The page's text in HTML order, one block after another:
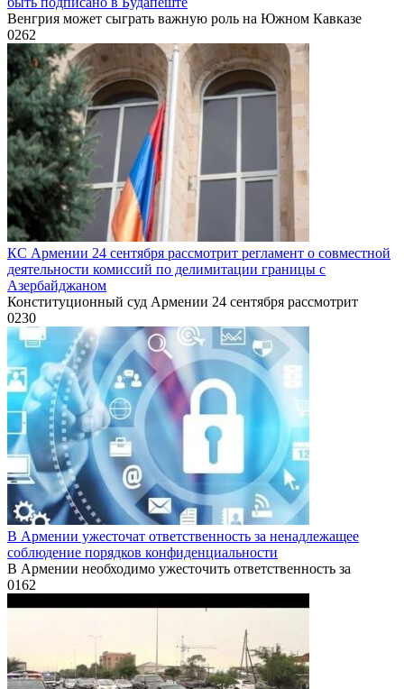
Венгрия может сыграть важную роль на Южном Кавказе
0262
КС Армении 24 сентября рассмотрит регламент о совместной
деятельности комиссий по делимитации границы с
Азербайджаном
Конституционный суд Армении 24 сентября рассмотрит
0230
В Армении ужесточат ответственность за ненадлежащее
соблюдение порядков конфиденциальности
В Армении необходимо ужесточить ответственность за
0162